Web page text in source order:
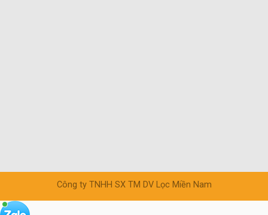
Công ty TNHH SX TM DV Lọc Miền Nam